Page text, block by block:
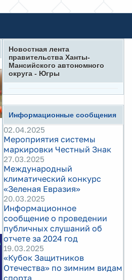
Новостная лента
правительства Ханты-
Мансийского автономного
округа - Югры
Информационные сообщения
02.04.2025
Мероприятия системы
маркировки Честный Знак
27.03.2025
Международный
климатический конкурс
«Зеленая Евразия»
20.03.2025
Информационное
сообщение о проведении
публичных слушаний об
отчете за 2024 год
19.03.2025
«Кубок Защитников
Отечества» по зимним видам
спорта